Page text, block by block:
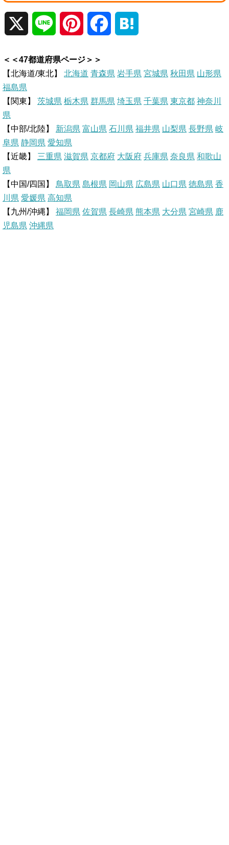
n n
s
t
c
k
t
＜＜47都道府県ページ＞＞
【北海道/東北】 北海道 青森県 岩手県 宮城県 秋田県 山形県
福島県
【関東】 茨城県 栃木県 群馬県 埼玉県 千葉県 東京都 神奈川
県
【中部/北陸】 新潟県 富山県 石川県 福井県 山梨県 長野県 岐
阜県 静岡県 愛知県
【近畿】 三重県 滋賀県 京都府 大阪府 兵庫県 奈良県 和歌山
県
【中国/四国】 鳥取県 島根県 岡山県 広島県 山口県 徳島県 香
川県 愛媛県 高知県
【九州/沖縄】 福岡県 佐賀県 長崎県 熊本県 大分県 宮崎県 鹿
児島県 沖縄県